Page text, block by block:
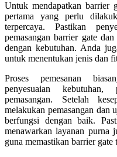
Untuk mendapatkan barrier
pertama yang perlu
terpercaya. Pastikan
pemasangan barrier gate
dengan kebutuhan. Anda
untuk menentukan jenis dan
Proses pemesanan
penyesuaian
pemasangan. Setelah
melakukan pemasangan dan
berfungsi dengan baik.
menawarkan layanan purna
guna memastikan barrier